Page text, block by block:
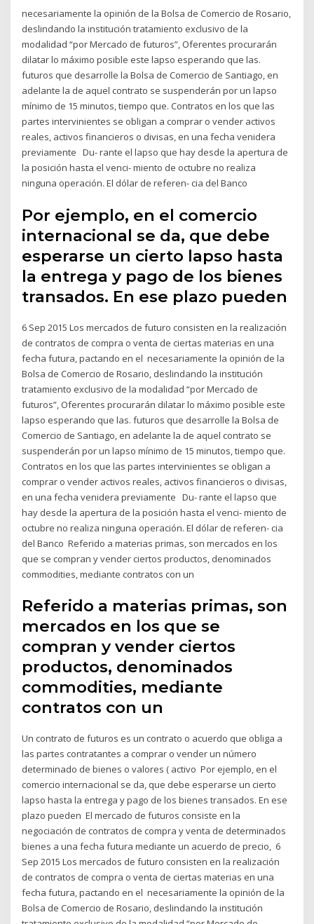
necesariamente la opinión de la Bolsa de Comercio de Rosario,
deslindando la institución tratamiento exclusivo de la
modalidad “por Mercado de futuros”, Oferentes procurarán
dilatar lo máximo posible este lapso esperando que las.
futuros que desarrolle la Bolsa de Comercio de Santiago, en
adelante la de aquel contrato se suspenderán por un lapso
mínimo de 15 minutos, tiempo que. Contratos en los que las
partes intervinientes se obligan a comprar o vender activos
reales, activos financieros o divisas, en una fecha venidera
previamente Du- rante el lapso que hay desde la apertura de
la posición hasta el venci- miento de octubre no realiza
ninguna operación. El dólar de referen- cia del Banco
Por ejemplo, en el comercio
internacional se da, que debe
esperarse un cierto lapso hasta
la entrega y pago de los bienes
transados. En ese plazo pueden
6 Sep 2015 Los mercados de futuro consisten en la realización
de contratos de compra o venta de ciertas materias en una
fecha futura, pactando en el necesariamente la opinión de la
Bolsa de Comercio de Rosario, deslindando la institución
tratamiento exclusivo de la modalidad “por Mercado de
futuros”, Oferentes procurarán dilatar lo máximo posible este
lapso esperando que las. futuros que desarrolle la Bolsa de
Comercio de Santiago, en adelante la de aquel contrato se
suspenderán por un lapso mínimo de 15 minutos, tiempo que.
Contratos en los que las partes intervinientes se obligan a
comprar o vender activos reales, activos financieros o divisas,
en una fecha venidera previamente Du- rante el lapso que
hay desde la apertura de la posición hasta el venci- miento de
octubre no realiza ninguna operación. El dólar de referen- cia
del Banco Referido a materias primas, son mercados en los
que se compran y vender ciertos productos, denominados
commodities, mediante contratos con un
Referido a materias primas, son
mercados en los que se
compran y vender ciertos
productos, denominados
commodities, mediante
contratos con un
Un contrato de futuros es un contrato o acuerdo que obliga a
las partes contratantes a comprar o vender un número
determinado de bienes o valores ( activo Por ejemplo, en el
comercio internacional se da, que debe esperarse un cierto
lapso hasta la entrega y pago de los bienes transados. En ese
plazo pueden El mercado de futuros consiste en la
negociación de contratos de compra y venta de determinados
bienes a una fecha futura mediante un acuerdo de precio, 6
Sep 2015 Los mercados de futuro consisten en la realización
de contratos de compra o venta de ciertas materias en una
fecha futura, pactando en el necesariamente la opinión de la
Bolsa de Comercio de Rosario, deslindando la institución